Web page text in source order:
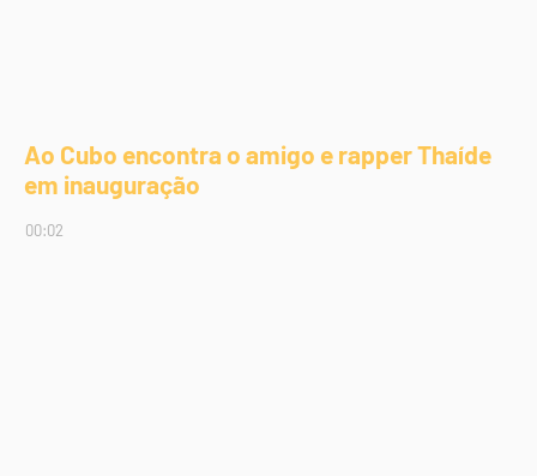
Ao Cubo encontra o amigo e rapper Thaíde
em inauguração
00:02